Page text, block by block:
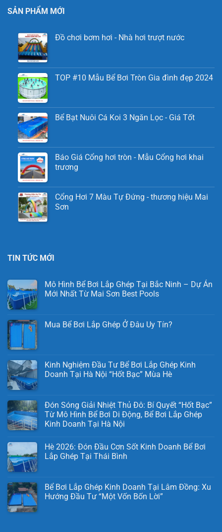
SẢN PHẨM MỚI
Đồ chơi bơm hơi - Nhà hơi trượt nước
TOP #10 Mẫu Bể Bơi Tròn Gia đình đẹp 2024
Bể Bạt Nuôi Cá Koi 3 Ngăn Lọc - Giá Tốt
Báo Giá Cổng hơi tròn - Mẫu Cổng hơi khai
trương
Cổng Hơi 7 Màu Tự Đứng - thương hiệu Mai
Sơn
TIN TỨC MỚI
Mô Hình Bể Bơi Lắp Ghép Tại Bắc Ninh – Dự Án
Mới Nhất Từ Mai Sơn Best Pools
Mua Bể Bơi Lắp Ghép Ở Đâu Uy Tín?
Kinh Nghiệm Đầu Tư Bể Bơi Lắp Ghép Kinh
Doanh Tại Hà Nội “Hốt Bạc” Mùa Hè
Đón Sóng Giải Nhiệt Thủ Đô: Bí Quyết “Hốt Bạc”
Từ Mô Hình Bể Bơi Di Động, Bể Bơi Lắp Ghép
Kinh Doanh Tại Hà Nội
Hè 2026: Đón Đầu Cơn Sốt Kinh Doanh Bể Bơi
Lắp Ghép Tại Thái Bình
Bể Bơi Lắp Ghép Kinh Doanh Tại Lâm Đồng: Xu
Hướng Đầu Tư “Một Vốn Bốn Lời”